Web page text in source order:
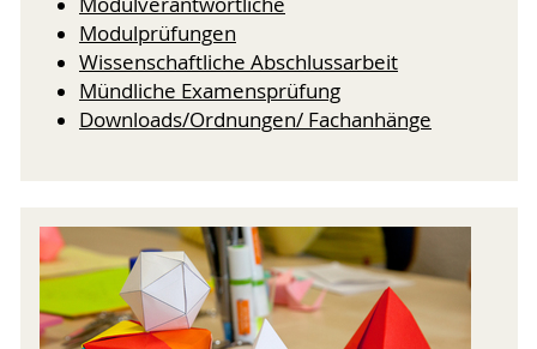
Modulverantwortliche
Modulprüfungen
Wissenschaftliche Abschlussarbeit
Mündliche Examensprüfung
Downloads/Ordnungen/ Fachanhänge